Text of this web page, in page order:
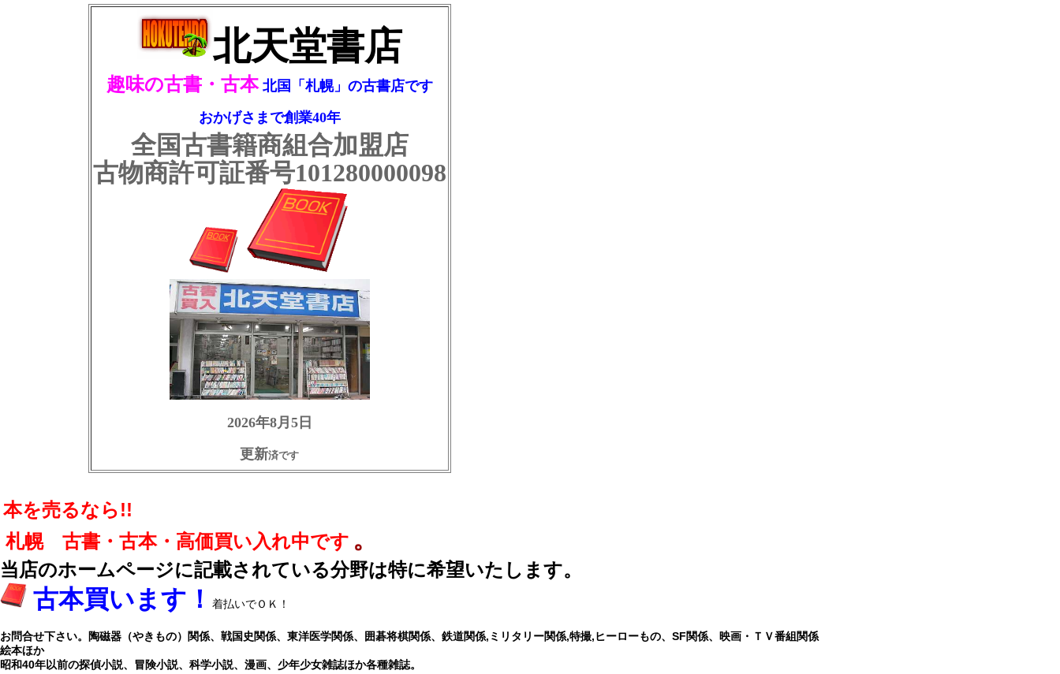
北天堂書店
趣味の古書・古本北国「札幌」の古書店です
おかげさまで創業40年
全国古書籍商組合加盟店
古物商許可証番号101280000098
2026年8月5日
更新済です
本を売るなら!!
札幌 古書・古本・高価買い入れ中です 。
当店のホームページに記載されている分野は特に希望いたします。
古本買います！ 着払いでＯＫ！
お問合せ下さい。陶磁器（やきもの）関係、戦国史関係、東洋医学関係、囲碁将棋関係、鉄道関係,ミリタリー関係,特撮,ヒーローもの、SF関係、映画・ＴＶ番組関係
絵本ほか
昭和40年以前の探偵小説、冒険小説、科学小説、漫画、少年少女雑誌ほか各種雑誌。